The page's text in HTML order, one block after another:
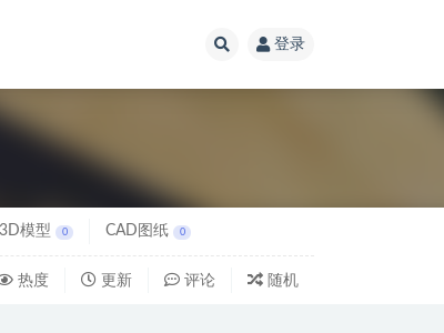
登录
3D模型 0 CAD图纸 0
热度 更新 评论 随机